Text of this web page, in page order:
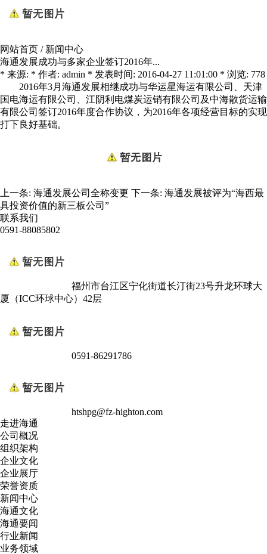
网站首页 / 新闻中心
海通发展成功与多家企业签订2016年...
* 来源: * 作者: admin * 发表时间: 2016-04-27 11:01:00 * 浏览: 778
2016年3月海通发展相继成功与华运星海运有限公司、天津
国电海运有限公司、江阴利电煤炭运销有限公司及中海散货运输
有限公司签订2016年度合作协议，为2016年各项经营目标的实现
打下良好基础。
上一条: 海通发展公司全称变更 下一条: 海通发展被评为“海西最
具投资价值的新三板公司”
联系我们
0591-88085802
福州市台江区宁化街道长汀街23号升龙环球大
厦（ICC环球中心）42层
0591-86291786
htshpg@fz-highton.com
走进海通
公司概况
组织架构
企业文化
企业展厅
荣誉资质
新闻中心
海通文化
海通要闻
行业新闻
业务领域